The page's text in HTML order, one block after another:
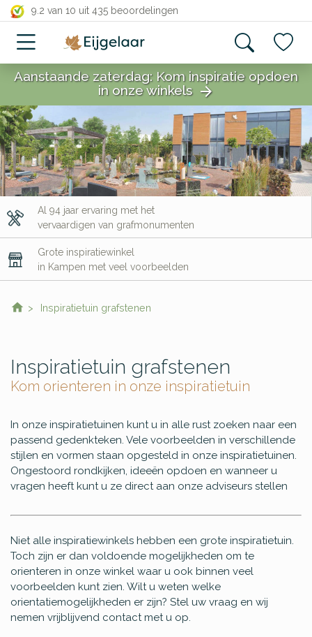
9.2 van 10 uit 435 beoordelingen
close
close
Aanstaande zaterdag: Kom inspiratie opdoen
in onze winkels arrow_forward
Al 94 jaar ervaring met het
vervaardigen van grafmonumenten
Grote inspiratiewinkel
in Kampen met veel voorbeelden
Inspiratietuin grafstenen
Inspiratietuin grafstenen
Kom orienteren in onze inspiratietuin
In onze inspiratietuinen kunt u in alle rust zoeken naar een
passend gedenkteken. Vele voorbeelden in verschillende
stijlen en vormen staan opgesteld in onze inspiratietuinen.
Ongestoord rondkijken, ideeën opdoen en wanneer u
vragen heeft kunt u ze direct aan onze adviseurs stellen
Niet alle inspiratiewinkels hebben een grote inspiratietuin.
Toch zijn er dan voldoende mogelijkheden om te
orienteren in onze winkel waar u ook binnen veel
voorbeelden kunt zien. Wilt u weten welke
orientatiemogelijkheden er zijn? Stel uw vraag en wij
nemen vrijblijvend contact met u op.